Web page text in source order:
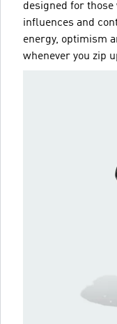
designed for
influences and
energy, optimism
whenever you zip